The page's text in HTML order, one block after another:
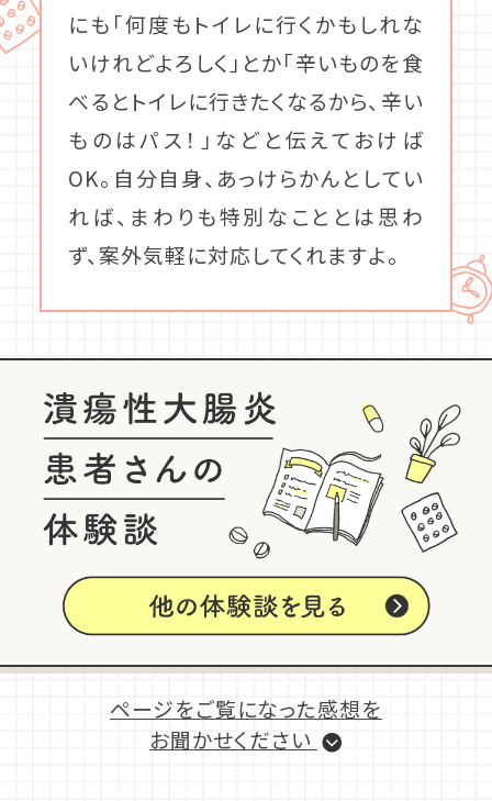
にも「何度もトイレに行くかもしれな
いけれどよろしく」とか「辛いものを食
べるとトイレに行きたくなるから、辛い
ものはパス！」などと伝えておけば
OK。自分自身、あっけらかんとしてい
れば、まわりも特別なこととは思わ
ず、案外気軽に対応してくれますよ。
ページをご覧になった感想を
お聞かせください